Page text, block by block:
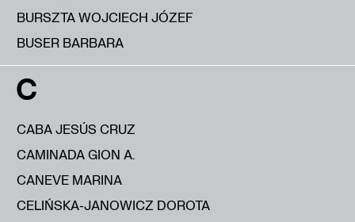
BURSZTA WOJCIECH JÓZEF
BUSER BARBARA
C
CABA JESÚS CRUZ
CAMINADA GION A.
CANEVE MARINA
CELIŃSKA-JANOWICZ DOROTA